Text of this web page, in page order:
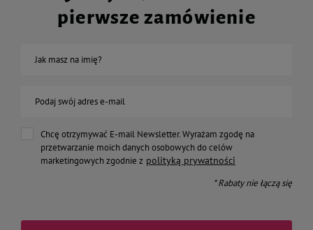
pierwsze zamówienie
Jak masz na imię?
Podaj swój adres e-mail
Chcę otrzymywać E-mail Newsletter. Wyrażam zgodę na
przetwarzanie moich danych osobowych do celów
marketingowych zgodnie z polityką prywatności
* Rabaty nie łączą się